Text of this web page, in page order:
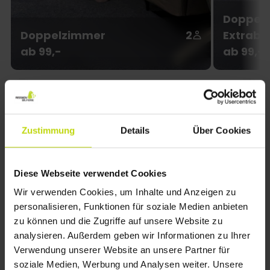
Zustimmung Details Über Cookies
Diese Webseite verwendet Cookies
Wir verwenden Cookies, um Inhalte und Anzeigen zu
personalisieren, Funktionen für soziale Medien anbieten
zu können und die Zugriffe auf unsere Website zu
analysieren. Außerdem geben wir Informationen zu Ihrer
Verwendung unserer Website an unsere Partner für
soziale Medien, Werbung und Analysen weiter. Unsere
Doppelzimmer
2
ab 99,-
ab 99,-
Über das Hotel
Bechs Hotel liegt im Herzen der Stadt Tarm im
Westen von Jütland. Auf Urlaubsgäste warten eine
herrliche Natur. Es gibt viele Möglichkeiten zum
Wandern oder Radfahren in der Heidelandschaft,
zum Angeln, Schwimmen und Vögel beobachten.
Das Hotel ist nicht weit vom Fjord und vom
Vogelschutzgebiet Tipperne entfernt.